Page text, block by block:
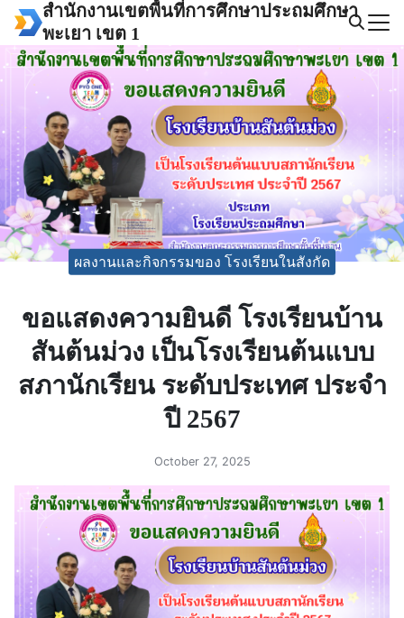
Skip
content
สำนักงานเขตพื้นที่การศึกษาประถมศึกษา
พะเยา เขต 1
Search
for:
ผลงานและกิจกรรมของ โรงเรียนในสังกัด
ขอแสดงความยินดี โรงเรียนบ้าน
สันต้นม่วง เป็นโรงเรียนต้นแบบ
สภานักเรียน ระดับประเทศ ประจำ
ปี 2567
October 27, 2025